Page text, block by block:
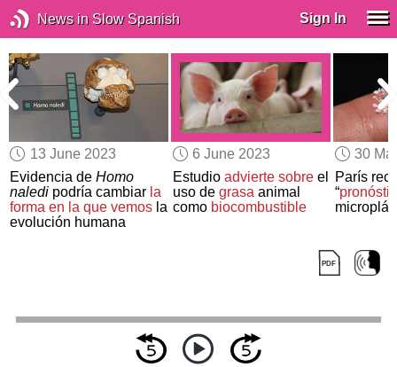
News in Slow Spanish Sign In
13 June 2023
Evidencia deHomo
naledi podría cambiar la
forma en la que vemos la
evolución humana
6 June 2023
Estudio advierte sobreel
uso de grasaanimal
como biocombustible
30
París
“